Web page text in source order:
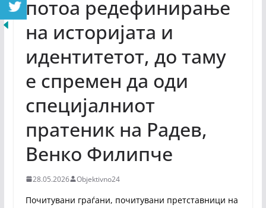
потоа редефинирање
на историјата и
идентитетот, до таму
е спремен да оди
специјалниот
пратеник на Радев,
Венко Филипче
28.05.2026 Objektivno24
Почитувани граѓани, почитувани претставници на